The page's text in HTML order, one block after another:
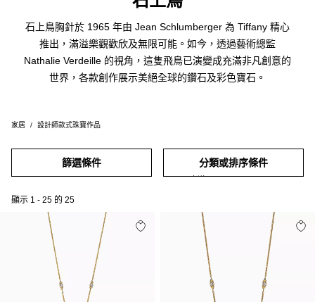
石上鳥胸針於 1965 年由 Jean Schlumberger 為 Tiffany 精心
推出，滿溢樂觀歡欣及無限可能。如今，透過藝術總監
Nathalie Verdeille 的視角，這隻飛鳥已演變成充滿非凡創意的
世界，各款創作展示美絕全球的鑽石及彩色寶石。
家居 設計師款式珠寶作品
篩選條件 分類或排序條件
顯示 1 - 25 的 25